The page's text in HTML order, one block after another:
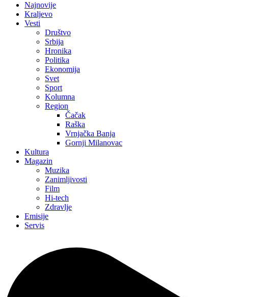
Najnovije
Kraljevo
Vesti
Društvo
Srbija
Hronika
Politika
Ekonomija
Svet
Sport
Kolumna
Region
Čačak
Raška
Vrnjačka Banja
Gornji Milanovac
Kultura
Magazin
Muzika
Zanimljivosti
Film
Hi-tech
Zdravlje
Emisije
Servis